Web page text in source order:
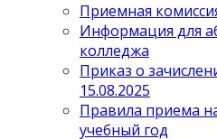
Приемная
Информация для
колледжа
Приказ о
15.08.2025
Правила приема
учебный год